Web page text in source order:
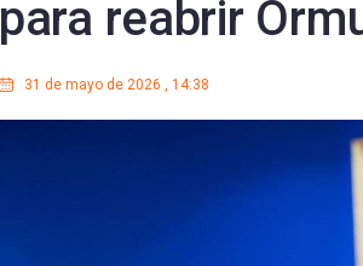
para reabrir
31 de mayo de 2026 , 14:38